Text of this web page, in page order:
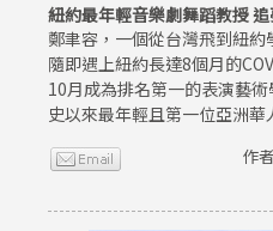
紐約最年輕音樂劇舞蹈教授
鄭聿容，一個從台灣飛到紐
隨即遇上紐約長達8個月的
10月成為排名第一的表演藝
史以來最年輕且第一位亞洲華
作